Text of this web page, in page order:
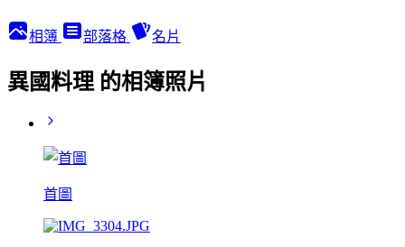
相簿 部落格 名片
異國料理 的相簿照片
首圖